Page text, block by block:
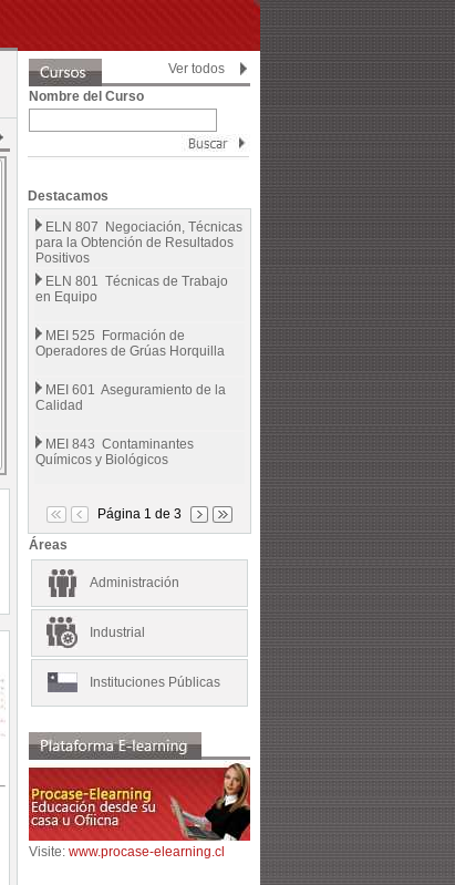
Ver todos
Nombre del Curso
Destacamos
ELN 807 Negociación, Técnicas
para la Obtención de Resultados
Positivos
ELN 801 Técnicas de Trabajo
en Equipo
MEI 525 Formación de
Operadores de Grúas Horquilla
MEI 601 Aseguramiento de la
Calidad
MEI 843 Contaminantes
Químicos y Biológicos
Página 1 de 3
Áreas
Administración
Industrial
Instituciones Públicas
Visite: www.procase-elearning.cl